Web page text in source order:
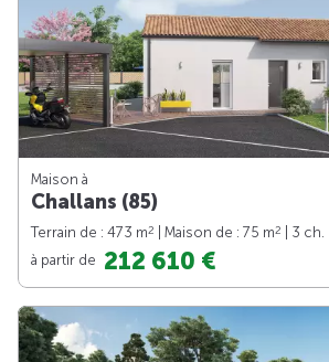
Maison à
Challans (85)
Terrain de : 473 m2 | Maison de : 75 m2
| 3 ch.
à partir de 212 610 €